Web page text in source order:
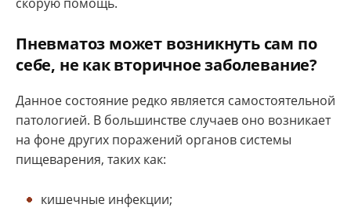
Пневматоз может возникнуть сам по
себе, не как вторичное заболевание?
Данное состояние редко является самостоятельной
патологией. В большинстве случаев оно возникает
на фоне других поражений органов системы
пищеварения, таких как:
кишечные инфекции;